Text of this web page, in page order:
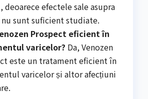
deoarece efectele sale asupra
sunt suficient studiate.
Prospect eficient în
varicelor? Da, Venozen
este un tratament eficient în
varicelor și altor afecțiuni